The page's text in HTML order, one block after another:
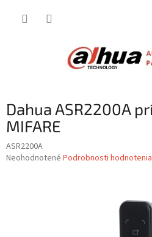
Dahua ASR2200A
MIFARE
ASR2200A
Priemerné
Neohodnotené Podrobnosti hodnotenia